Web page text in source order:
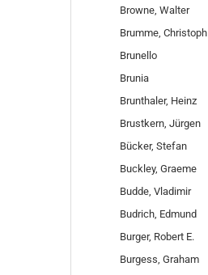
Browne, Walter
Brumme, Christoph
Brunello
Brunia
Brunthaler, Heinz
Brustkern, Jürgen
Bücker, Stefan
Buckley, Graeme
Budde, Vladimir
Budrich, Edmund
Burger, Robert E.
Burgess, Graham